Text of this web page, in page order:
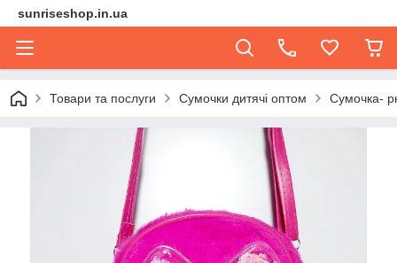
sunriseshop.in.ua
Товари та послуги Сумочки дитячі оптом Сумочка-